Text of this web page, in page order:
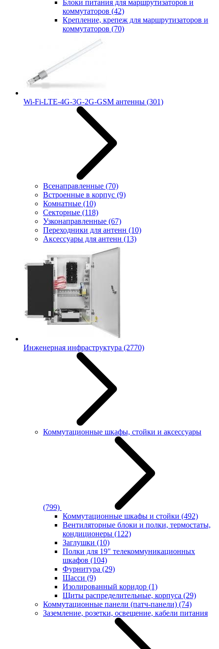
Блоки питания для маршрутизаторов и
коммутаторов (42)
Крепление, крепеж для маршрутизаторов и
коммутаторов (70)
Wi-Fi-LTE-4G-3G-2G-GSM антенны (301)
Всенаправленные (70)
Встроенные в корпус (9)
Комнатные (10)
Секторные (118)
Узконаправленные (67)
Переходники для антенн (10)
Аксессуары для антенн (13)
Инженерная инфраструктура (2770)
Коммутационные шкафы, стойки и аксессуары
(799)
Коммутационные шкафы и стойки (492)
Вентиляторные блоки и полки, термостаты,
кондиционеры (122)
Заглушки (10)
Полки для 19" телекоммуникационных
шкафов (104)
Фурнитура (29)
Шасси (9)
Изолированный коридор (1)
Щиты распределительные, корпуса (29)
Коммутационные панели (патч-панели) (74)
Заземление, розетки, освещение, кабели питания